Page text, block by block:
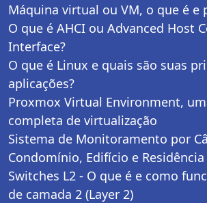
Máquina virtual ou VM, o que é e
O que é AHCI ou Advanced Host
Interface?
O que é Linux e quais são suas
aplicações?
Proxmox Virtual Environment,
completa de virtualização
Sistema de Monitoramento por
Condomínio, Edifício e Residência
Switches L2 - O que é e como
de camada 2 (Layer 2)